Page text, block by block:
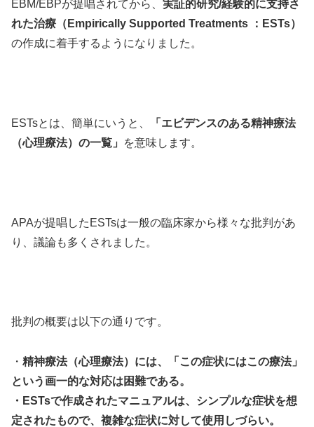
EBM/EBPが提唱されてから、 実証的研究/経験的に支持さ
れた治療（Empirically Supported Treatments ：ESTs）
の作成に着手するようになりました。
ESTsとは、簡単にいうと、
「エビデンスのある精神療法
（心理療法）の一覧」
を意味します。
APAが提唱したESTsは一般の臨床家から様々な批判があ
り、議論も多くされました。
批判の概要は以下の通りです。
・ 精神療法（心理療法）には、「この症状にはこの療法」
という画一的な対応は困難である。
・ESTsで作成されたマニュアルは、シンプルな症状を想
定されたもので、複雑な症状に対して使用しづらい。